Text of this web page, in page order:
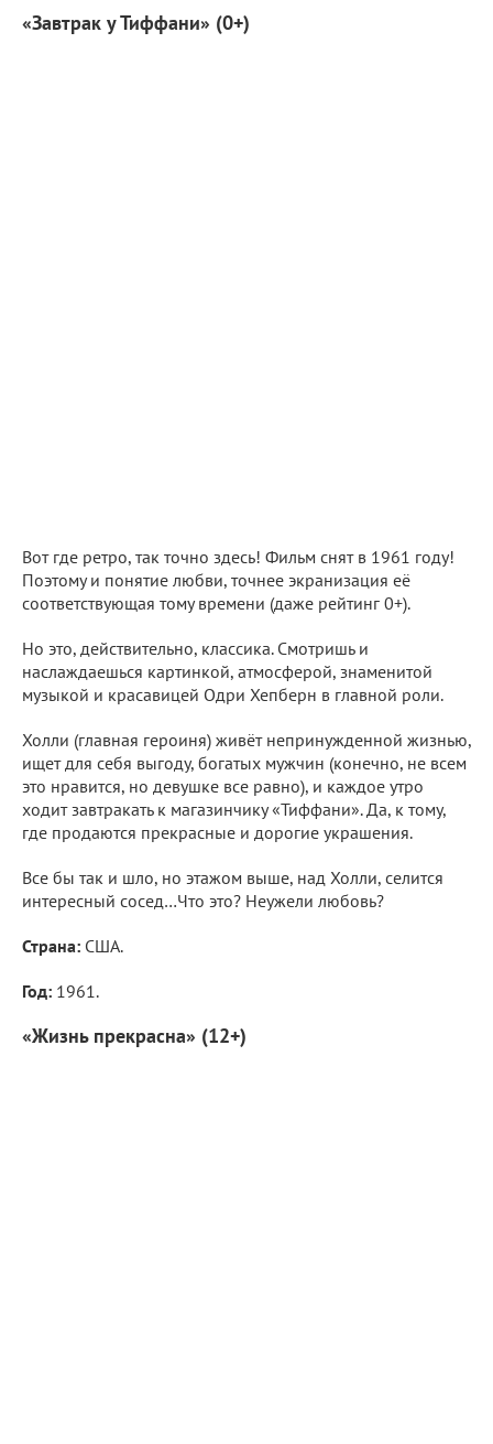
«Завтрак у Тиффани» (0+)
Вот где ретро, так точно здесь! Фильм снят в 1961 году!
Поэтому и понятие любви, точнее экранизация её
соответствующая тому времени (даже рейтинг 0+).
Но это, действительно, классика. Смотришь и
наслаждаешься картинкой, атмосферой, знаменитой
музыкой и красавицей Одри Хепберн в главной роли.
Холли (главная героиня) живёт непринужденной жизнью,
ищет для себя выгоду, богатых мужчин (конечно, не всем
это нравится, но девушке все равно), и каждое утро
ходит завтракать к магазинчику «Тиффани». Да, к тому,
где продаются прекрасные и дорогие украшения.
Все бы так и шло, но этажом выше, над Холли, селится
интересный сосед…Что это? Неужели любовь?
Страна: США.
Год: 1961.
«Жизнь прекрасна» (12+)